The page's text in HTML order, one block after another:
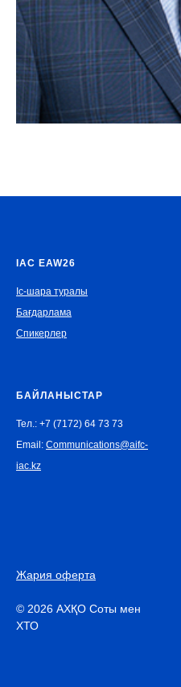
IAC EAW26
Іс-шара туралы
Бағдарлама
Спикерлер
БАЙЛАНЫСТАР
Тел.: +7 (7172) 64 73 73
Email: Communications@aifc-
iac.kz
Жария оферта
© 2026 АХҚО Соты мен
ХТО